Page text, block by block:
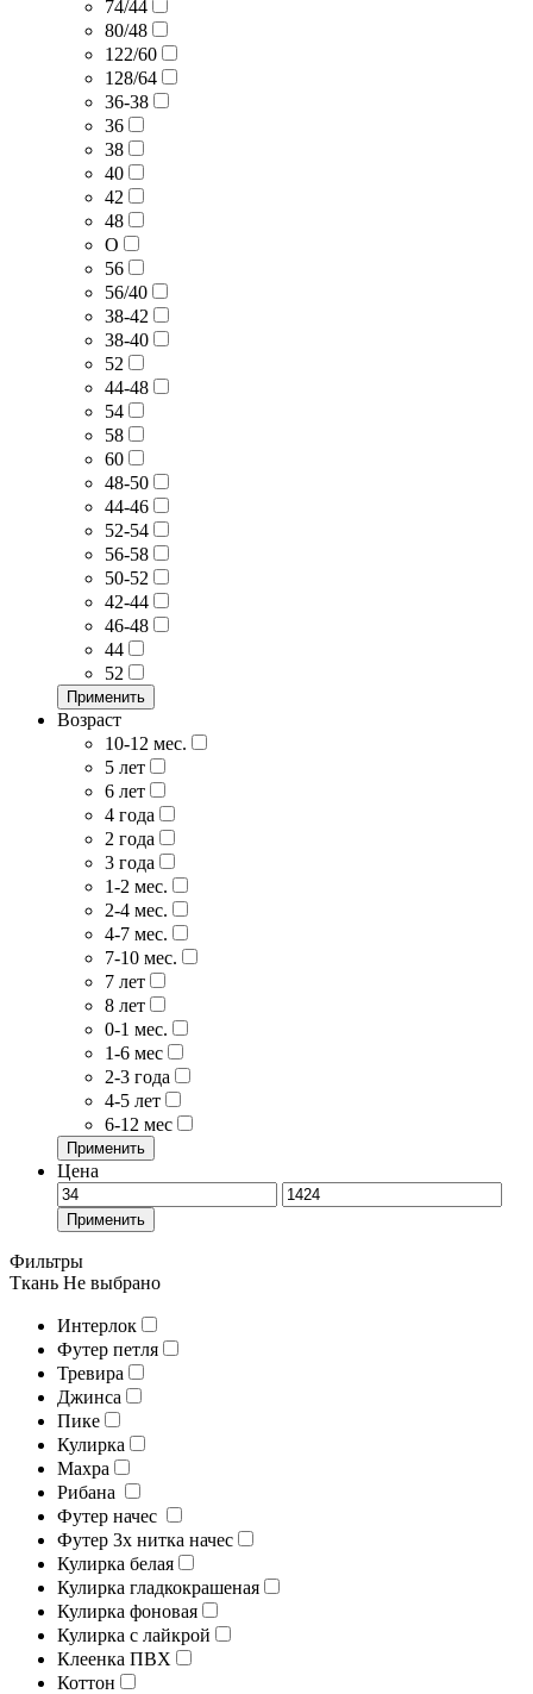
74/44
80/48
122/60
128/64
36-38
36
38
40
42
48
O
56
56/40
38-42
38-40
52
44-48
54
58
60
48-50
44-46
52-54
56-58
50-52
42-44
46-48
44
52
Применить
Возраст
10-12 мес.
5 лет
6 лет
4 года
2 года
3 года
1-2 мес.
2-4 мес.
4-7 мес.
7-10 мес.
7 лет
8 лет
0-1 мес.
1-6 мес
2-3 года
4-5 лет
6-12 мес
Применить
Цена
Применить
Фильтры
Ткань Не выбрано
Интерлок
Футер петля
Тревира
Джинса
Пике
Кулирка
Махра
Рибана
Футер начес
Футер 3х нитка начес
Кулирка белая
Кулирка гладкокрашеная
Кулирка фоновая
Кулирка с лайкрой
Клеенка ПВХ
Коттон